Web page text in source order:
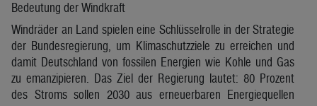
Bedeutung der Windkraft
Windräder an Land spielen eine Schlüsselrolle in der Strategie
der Bundesregierung, um Klimaschutzziele zu erreichen und
damit Deutschland von fossilen Energien wie Kohle und Gas
zu emanzipieren. Das Ziel der Regierung lautet: 80 Prozent
des Stroms sollen 2030 aus erneuerbaren Energiequellen